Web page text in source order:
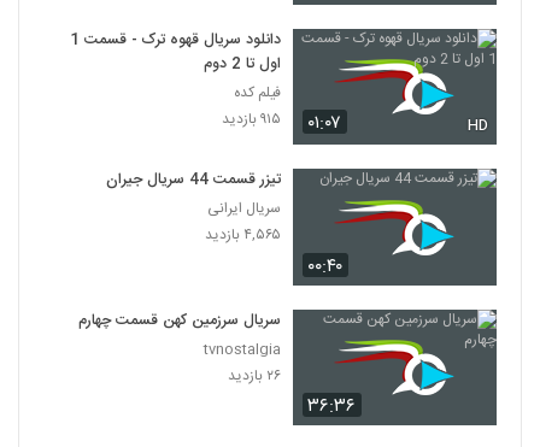
۰۱:۰۷ HD
دانلود سریال قهوه ترک - قسمت 1
اول تا 2 دوم
فیلم کده
۹۱۵ بازدید
۰۰:۴۰
تیزر قسمت 44 سریال جیران
سریال ایرانی
۴,۵۶۵ بازدید
۳۶:۳۶
سریال سرزمین کهن قسمت چهارم
tvnostalgia
۲۶ بازدید